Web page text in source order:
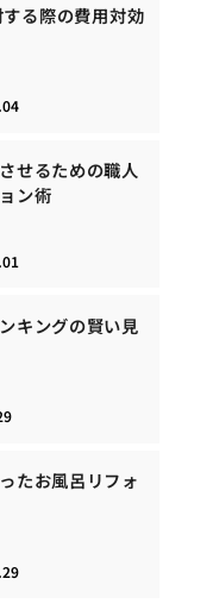
る際の費用対効
せるための職人
ン術
キングの賢い見
たお風呂リフォ